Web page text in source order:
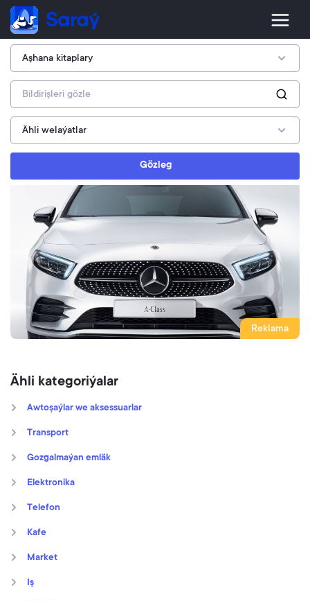
Gözleg
Reklama
Ähli kategoriýalar
Awtoşaýlar we aksessuarlar
Transport
Gozgalmaýan emläk
Elektronika
Telefon
Kafe
Market
Iş